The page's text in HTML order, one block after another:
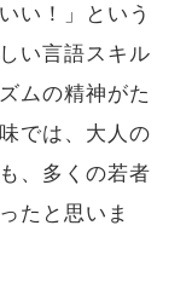
い！」という
い言語スキル
ムの精神がた
では、大人の
、多くの若者
たと思いま